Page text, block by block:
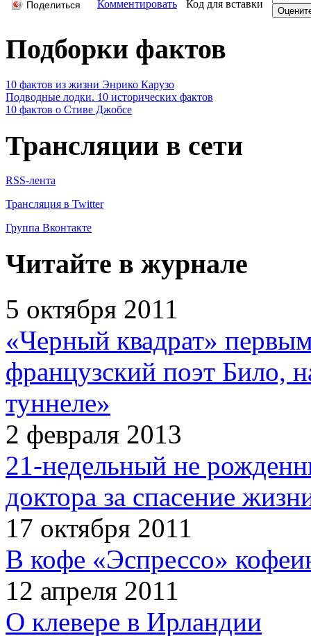
Поделиться Комментировать Код для вставки
Подборки фактов
10 фактов из жизни Энрико Карузо
Подводные лодки. 10 исторических фактов
10 фактов о Стиве Джобсе
Трансляции в сети
RSS-лента
Трансляция в Twitter
Группа Вконтакте
Читайте в журнале
5 октября 2011
«Черный квадрат»
французский поэт Било,
туннеле»
2 февраля 2013
21-недельный не
доктора за спасение
17 октября 2011
В кофе «Эспрессо»
12 апреля 2011
О клевере в Ирландии